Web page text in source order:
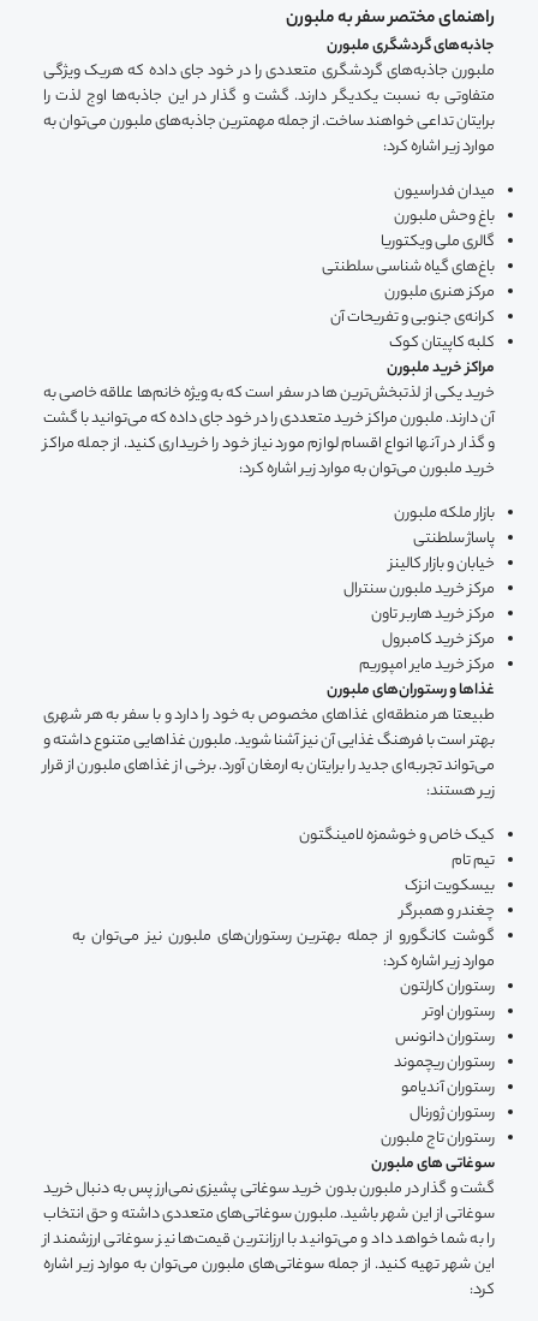
راهنمای مختصر سفر به ملبورن
جاذبه‌های گردشگری ملبورن
ملبورن جاذبه‌های گردشگری متعددی را در خود جای داده که هریک ویژگی
متفاوتی به نسبت یکدیگر دارند. گشت و گذار در این جاذبه‌ها اوج لذت را
برایتان تداعی خواهند ساخت. از جمله مهمترین جاذبه‌های ملبورن می‌توان به
موارد زیر اشاره کرد:
میدان فدراسیون
باغ وحش ملبورن
گالری ملی ویکتوریا
باغ‌های گیاه شناسی سلطنتی
مرکز هنری ملبورن
کرانه‌ی جنوبی و تفریحات آن
کلبه کاپیتان کوک
مراکز خرید ملبورن
خرید یکی از لذتبخش‌ترین ها در سفر است که به ویژه خانم‌ها علاقه خاصی به
آن دارند. ملبورن مراکز خرید متعددی را در خود جای داده که می‌توانید با گشت
و گذار در آنها انواع اقسام لوازم مورد نیاز خود را خریداری کنید. از جمله مراکز
خرید ملبورن می‌توان به موارد زیر اشاره کرد:
بازار ملکه ملبورن
پاساژ سلطنتی
خیابان و بازار کالینز
مرکز خرید ملبورن سنترال
مرکز خرید هاربر تاون
مرکز خرید کامبرول
مرکز خرید مایر امپوریم
غذاها و رستوران‌های ملبورن
طبیعتا هر منطقه‌ای غذاهای مخصوص به خود را دارد و با سفر به هر شهری
بهتر است با فرهنگ غذایی آن نیز آشنا شوید. ملبورن غذاهایی متنوع داشته و
می‌تواند تجربه‌ای جدید را برایتان به ارمغان آورد. برخی از غذاهای ملبورن از قرار
زیر هستند:
کیک خاص و خوشمزه لامینگتون
تیم تام
بیسکویت انزک
چغندر و همبرگر
گوشت کانگورو از جمله بهترین رستوران‌های ملبورن نیز می‌توان به
موارد زیر اشاره کرد:
رستوران کارلتون
رستوران اوتر
رستوران دانونس
رستوران ریچموند
رستوران آندیامو
رستوران ژورنال
رستوران تاج ملبورن
سوغاتی های ملبورن
گشت و گذار در ملبورن بدون خرید سوغاتی پشیزی نمی‌ارز پس به دنبال خرید
سوغاتی از این شهر باشید. ملبورن سوغاتی‌های متعددی داشته و حق انتخاب
را به شما خواهد داد و می‌توانید با ارزانترین قیمت‌ها نیز سوغاتی ارزشمند از
این شهر تهیه کنید. از جمله سوغاتی‌های ملبورن می‌توان به موارد زیر اشاره
کرد: